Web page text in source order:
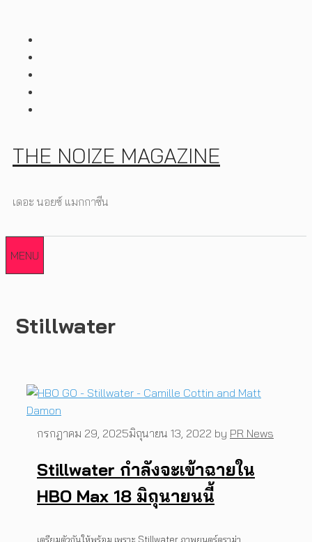
THE NOIZE MAGAZINE
เดอะ นอยซ์ แมกกาซีน
MENU
Stillwater
Stillwater กำลังจะเข้าฉายใน
HBO Max 18 มิถุนายนนี้
กรกฎาคม 29, 2025มิถุนายน 13, 2022 by PR News
เตรียมตัวกันให้พร้อม เพราะ Stillwater ภาพยนตร์ดราม่า